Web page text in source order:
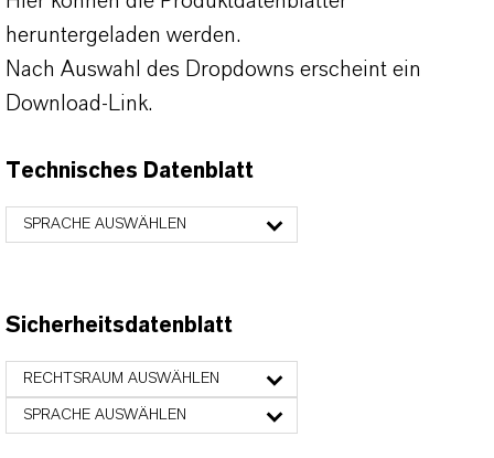
heruntergeladen werden.
Nach Auswahl des Dropdowns erscheint ein
Download-Link.
Technisches Datenblatt
SPRACHE AUSWÄHLEN
Sicherheitsdatenblatt
RECHTSRAUM AUSWÄHLEN
SPRACHE AUSWÄHLEN